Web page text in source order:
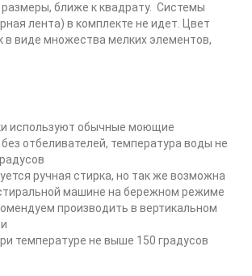
ближе к квадрату. Системы
лента) в комплекте не идет. Цвет
в виде множества мелких элементов,
используют обычные моющие
отбеливателей, температура воды не
ручная стирка, но так же возможна
машине на бережном режиме
производить в вертикальном
температуре не выше 150 градусов